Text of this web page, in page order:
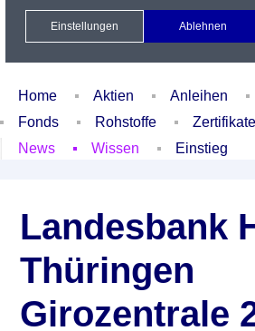
Xetra Realtime
Watchlist Portfolio
Home Aktien Anleihen
Fonds
Rohstoffe Zertifikate
News
Wissen Einstieg
Landesbank
Thüringen
Girozentrale
Einstellungen Ablehnen